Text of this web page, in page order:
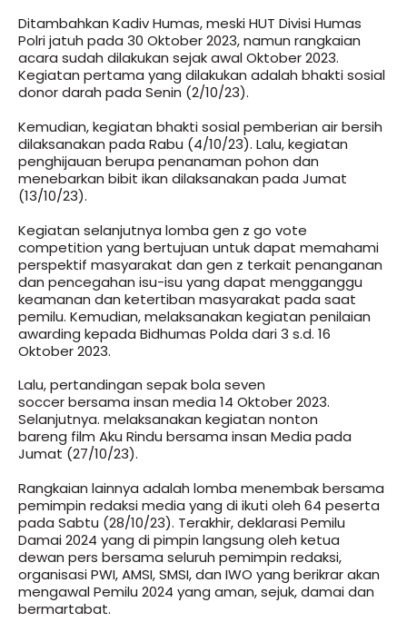
Ditambahkan Kadiv Humas, meski HUT Divisi Humas
Polri jatuh pada 30 Oktober 2023, namun rangkaian
acara sudah dilakukan sejak awal Oktober 2023.
Kegiatan pertama yang dilakukan adalah bhakti sosial
donor darah pada Senin (2/10/23).
Kemudian, kegiatan bhakti sosial pemberian air bersih
dilaksanakan pada Rabu (4/10/23). Lalu, kegiatan
penghijauan berupa penanaman pohon dan
menebarkan bibit ikan dilaksanakan pada Jumat
(13/10/23).
Kegiatan selanjutnya lomba gen z go vote
competition yang bertujuan untuk dapat memahami
perspektif masyarakat dan gen z terkait penanganan
dan pencegahan isu-isu yang dapat mengganggu
keamanan dan ketertiban masyarakat pada saat
pemilu. Kemudian, melaksanakan kegiatan penilaian
awarding kepada Bidhumas Polda dari 3 s.d. 16
Oktober 2023.
Lalu, pertandingan sepak bola seven
soccer bersama insan media 14 Oktober 2023.
Selanjutnya. melaksanakan kegiatan nonton
bareng film Aku Rindu bersama insan Media pada
Jumat (27/10/23).
Rangkaian lainnya adalah lomba menembak bersama
pemimpin redaksi media yang di ikuti oleh 64 peserta
pada Sabtu (28/10/23). Terakhir, deklarasi Pemilu
Damai 2024 yang di pimpin langsung oleh ketua
dewan pers bersama seluruh pemimpin redaksi,
organisasi PWI, AMSI, SMSI, dan IWO yang berikrar akan
mengawal Pemilu 2024 yang aman, sejuk, damai dan
bermartabat.